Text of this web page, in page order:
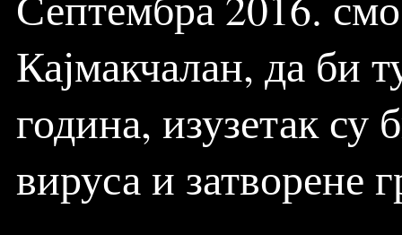
Кајмакчалан, да би
година, изузетак су
вируса и затворене